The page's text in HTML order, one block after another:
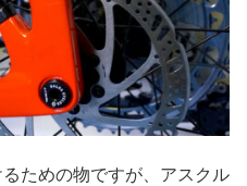
ための物ですが、アスクル